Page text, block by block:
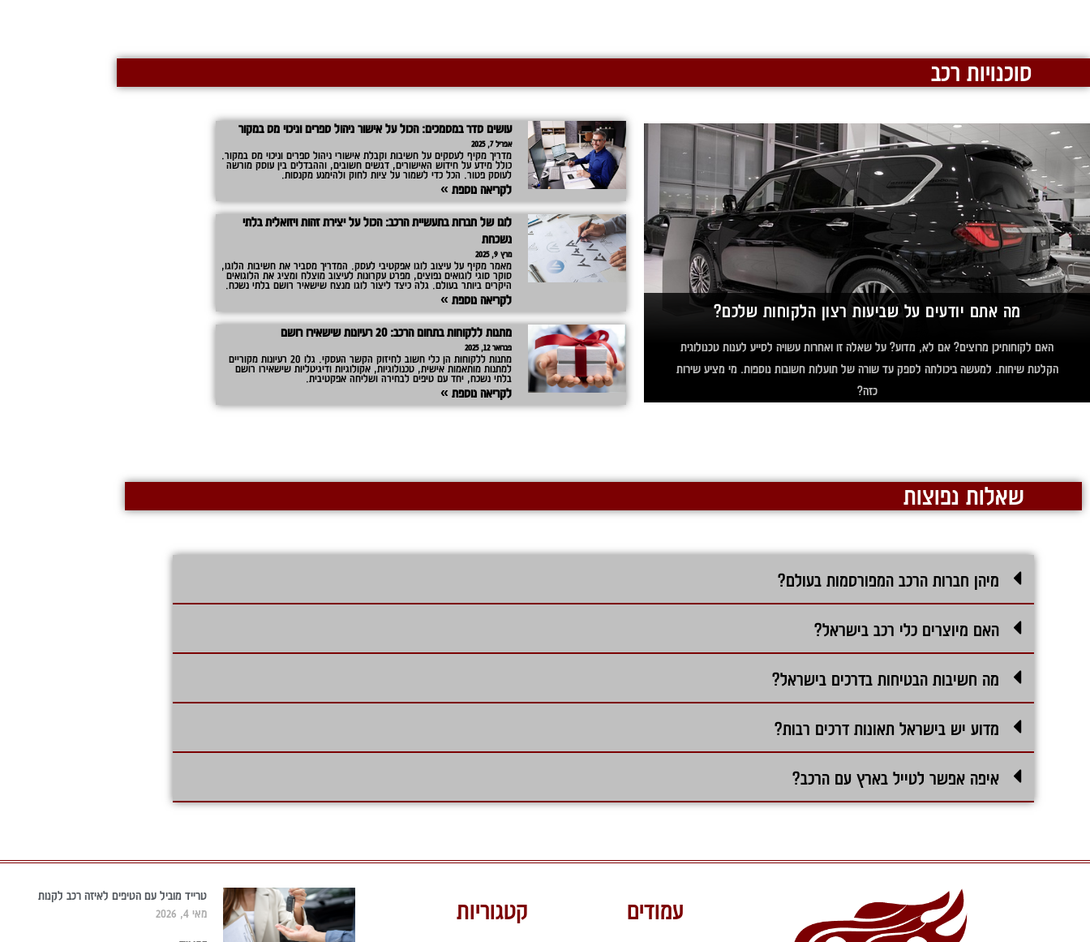
סוכנויות רכב
מה אתם יודעים על שביעות רצון הלקוחות שלכם?
האם לקוחותיכן מרוצים? אם לא, מדוע? על שאלה זו ואחרות עשויה לסייע לענות טכנולוגית
הקלטת שיחות. למעשה ביכולתה לספק עד שורה של תועלות חשובות נוספות. מי מציע שירות
כזה?
עושים סדר במסמכים: הכול על אישור ניהול ספרים וניכוי מס במקור
אפריל 7, 2025
מדריך מקיף לעסקים על חשיבות וקבלת אישורי ניהול ספרים וניכוי מס במקור.
כולל מידע על חידוש האישורים, דגשים חשובים, וההבדלים בין עוסק מורשה
לעוסק פטור. הכל כדי לשמור על ציות לחוק ולהימנע מקנסות.
לקריאה נוספת »
לוגו של חברות בתעשיית הרכב: הכול על יצירת זהות ויזואלית בלתי
נשכחת
מרץ 9, 2025
מאמר מקיף על עיצוב לוגו אפקטיבי לעסק. המדריך מסביר את חשיבות הלוגו,
סוקר סוגי לוגואים נפוצים, מפרט עקרונות לעיצוב מוצלח ומציג את הלוגואים
היקרים ביותר בעולם. גלה כיצד ליצור לוגו מנצח שישאיר רושם בלתי נשכח.
לקריאה נוספת »
מתנות ללקוחות בתחום הרכב: 20 רעיונות שישאירו רושם
פברואר 12, 2025
מתנות ללקוחות הן כלי חשוב לחיזוק הקשר העסקי. גלו 20 רעיונות מקוריים
למתנות מותאמות אישית, טכנולוגיות, אקולוגיות ודיגיטליות שישאירו רושם
בלתי נשכח, יחד עם טיפים לבחירה ושליחה אפקטיבית.
לקריאה נוספת »
שאלות נפוצות
מיהן חברות הרכב המפורסמות בעולם?
האם מיוצרים כלי רכב בישראל?
מה חשיבות הבטיחות בדרכים בישראל?
מדוע יש בישראל תאונות דרכים רבות?
איפה אפשר לטייל בארץ עם הרכב?
עמודים קטגוריות
טרייד מוביל עם הטיפים לאיזה רכב לקנות
מאי 4, 2026